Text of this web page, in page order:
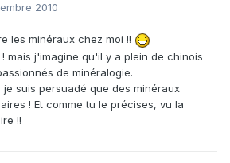
2010
les minéraux chez moi !!
mais j'imagine qu'il y a plein de chinois
de minéralogie.
suis persuadé que des minéraux
! Et comme tu le précises, vu la
!!